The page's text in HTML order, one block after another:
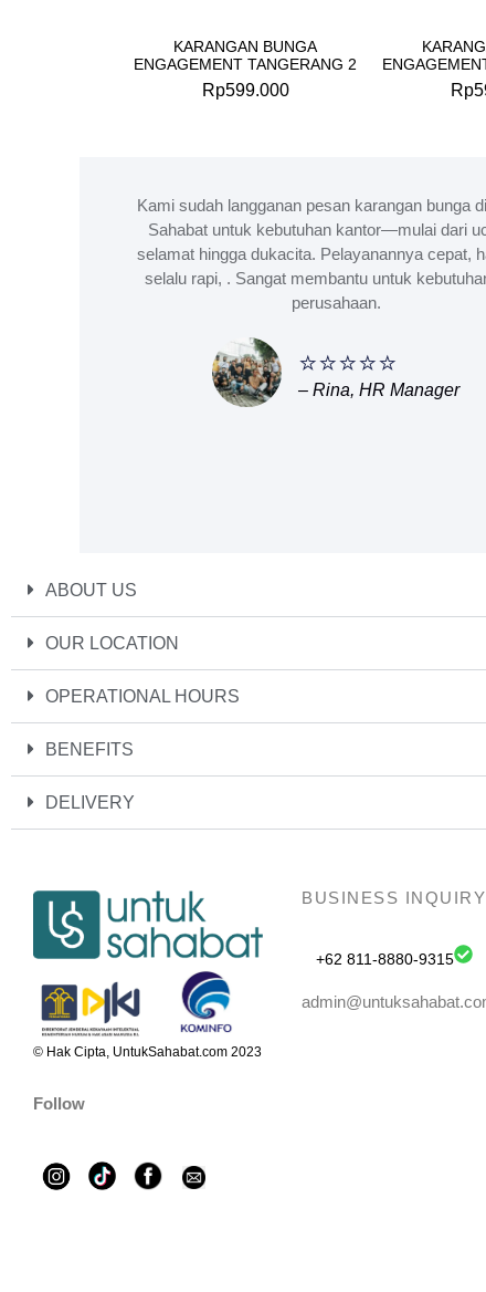
KARANGAN BUNGA
ENGAGEMENT TANGERANG 2
Rp599.000 Rp
Kami sudah langganan pesan karangan bunga
Sahabat untuk kebutuhan kantor—mulai dari
selamat hingga dukacita. Pelayanannya cepat,
selalu rapi, . Sangat membantu untuk
perusahaan.
⭐⭐⭐⭐⭐
– Rina, HR Manager
ABOUT US
OUR LOCATION
OPERATIONAL HOURS
BENEFITS
DELIVERY
© Hak Cipta, UntukSahabat.com 2023
Follow
BUSINESS INQUIRY
+62 811-8880-9315